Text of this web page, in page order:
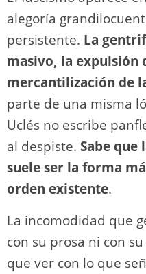
alegoría
persistente. La
masivo, la expulsión
mercantilización de
parte de una misma
Uclés no escribe
al despiste. Sabe
suele ser la forma
orden existente.
La incomodidad que
con su prosa ni con
que ver con lo que